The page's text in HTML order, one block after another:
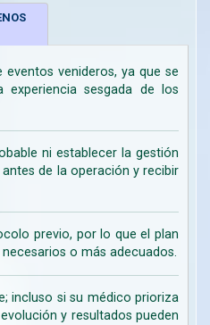
venideros, ya que se
sesgada de los
ni establecer la gestión
de la operación y recibir
previo, por lo que el plan
o más adecuados.
incluso si su médico prioriza
y resultados pueden